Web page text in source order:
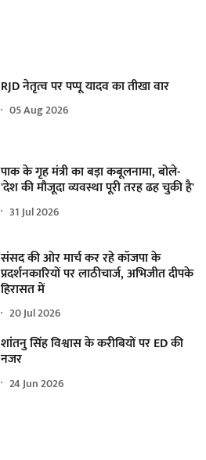
RJD नेतृत्व पर पप्पू यादव का तीखा वार
05 Aug 2026
पाक के गृह मंत्री का बड़ा कबूलनामा, बोले-
'देश की मौजूदा व्यवस्था पूरी तरह ढह चुकी है'
31 Jul 2026
संसद की ओर मार्च कर रहे कॉजपा के
प्रदर्शनकारियों पर लाठीचार्ज, अभिजीत दीपके
हिरासत में
20 Jul 2026
शांतनु सिंह विश्वास के करीबियों पर ED की
नजर
24 Jun 2026